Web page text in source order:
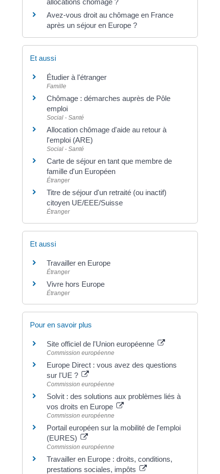
allocations chômage ?
Avez-vous droit au chômage en France
après un séjour en Europe ?
Et aussi
Étudier à l'étranger
Famille
Chômage : démarches auprès de Pôle
emploi
Social - Santé
Allocation chômage d'aide au retour à
l'emploi (ARE)
Social - Santé
Carte de séjour en tant que membre de
famille d'un Européen
Étranger
Titre de séjour d'un retraité (ou inactif)
citoyen UE/EEE/Suisse
Étranger
Et aussi
Travailler en Europe
Étranger
Vivre hors Europe
Étranger
Pour en savoir plus
Site officiel de l'Union européenne
Commission européenne
Europe Direct : vous avez des questions
sur l'UE ?
Commission européenne
Solvit : des solutions aux problèmes liés à
vos droits en Europe
Commission européenne
Portail européen sur la mobilité de l'emploi
(EURES)
Commission européenne
Travailler en Europe : droits, conditions,
prestations sociales, impôts